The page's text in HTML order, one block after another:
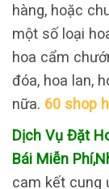
hàng, hoặc
một số loại
hoa cẩm
đóa, hoa lan,
nữa. 60 shop
Dịch Vụ Đặt
Bái Miễn
cam kết cung